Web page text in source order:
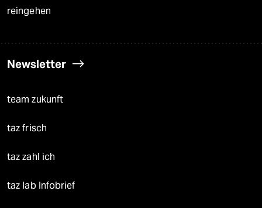
reingehen
Newsletter
team zukunft
taz frisch
taz zahl ich
taz lab Infobrief